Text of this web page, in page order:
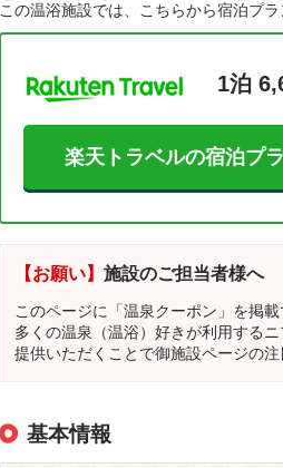
この温浴施設では、こちらから宿泊プラ
1泊
楽天トラベルの宿泊プ
【お願い】 施設のご担当者様へ
このページに「温泉クーポン」を掲載
多くの温泉（温浴）好きが利用する
提供いただくことで御施設ページの注
基本情報